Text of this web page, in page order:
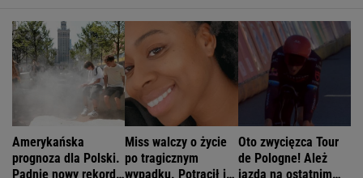
Amerykańska
prognoza dla Polski.
Padnie nowy rekord
Miss walczy o życie
po tragicznym
wypadku. Potrącił ją
Oto zwycięzca Tour
de Pologne! Ależ
jazda na ostatnim